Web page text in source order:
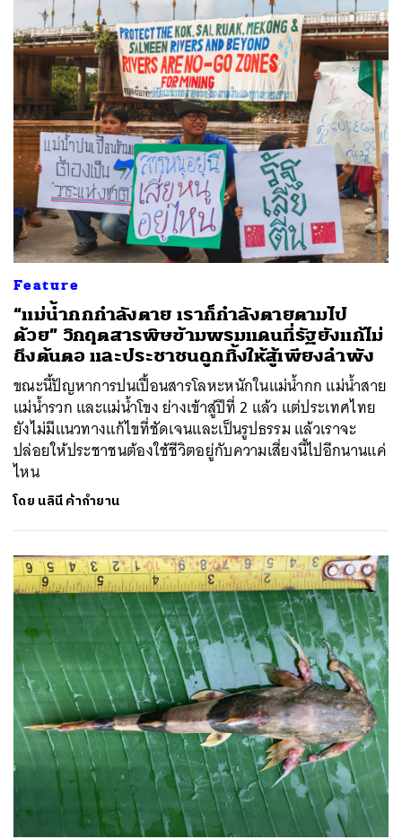
Feature
“แม่น้ำกกกำลังตาย เราก็กำลังตายตามไป
ด้วย” วิกฤตสารพิษข้ามพรมแดนที่รัฐยังแก้ไม่
ถึงต้นตอ และประชาชนถูกทิ้งให้สู้เพียงลำพัง
ขณะนี้ปัญหาการปนเปื้อนสารโลหะหนักในแม่น้ำกก แม่น้ำสาย
แม่น้ำรวก และแม่น้ำโขง ย่างเข้าสู่ปีที่ 2 แล้ว แต่ประเทศไทย
ยังไม่มีแนวทางแก้ไขที่ชัดเจนและเป็นรูปธรรม แล้วเราจะ
ปล่อยให้ประชาชนต้องใช้ชีวิตอยู่กับความเสี่ยงนี้ไปอีกนานแค่
ไหน
โดย นลินี ค้ากำยาน